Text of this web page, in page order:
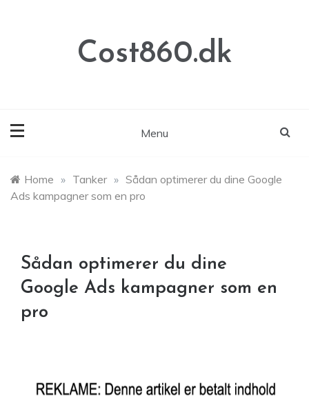
Cost860.dk
Menu
Home » Tanker » Sådan optimerer du dine Google
Ads kampagner som en pro
Sådan optimerer du dine
Google Ads kampagner som en
pro